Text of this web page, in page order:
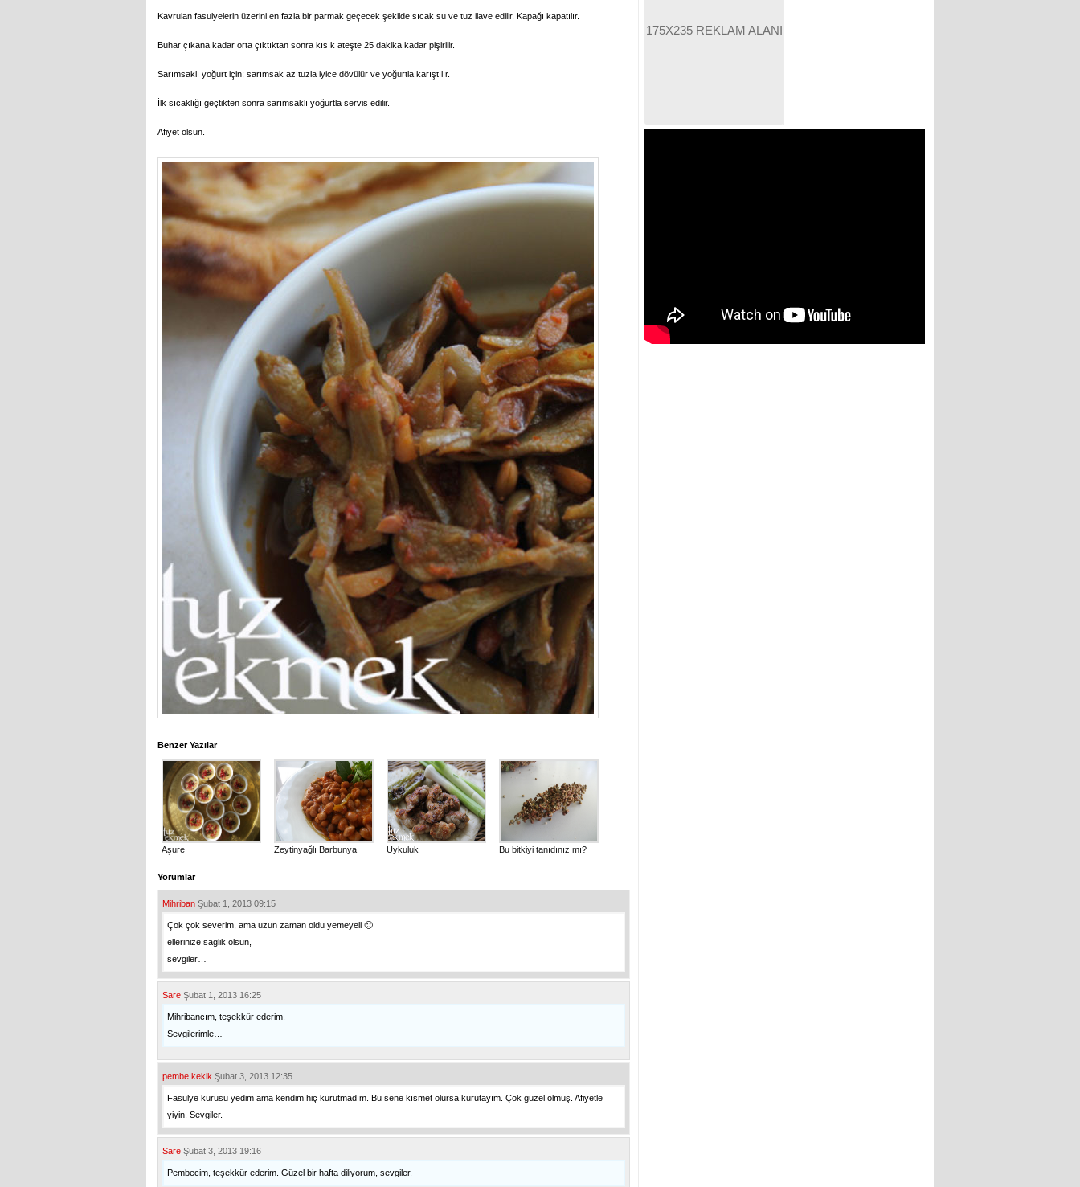
Kavrulan fasulyelerin üzerini en fazla bir parmak geçecek şekilde sıcak su ve tuz ilave edilir. Kapağı kapatılır.
Buhar çıkana kadar orta çıktıktan sonra kısık ateşte 25 dakika kadar pişirilir.
Sarımsaklı yoğurt için; sarımsak az tuzla iyice dövülür ve yoğurtla karıştılır.
İlk sıcaklığı geçtikten sonra sarımsaklı yoğurtla servis edilir.
Afiyet olsun.
Benzer Yazılar
Aşure Zeytinyağlı Barbunya Uykuluk Bu bitkiyi tanıdınız mı?
Yorumlar
Mihriban Şubat 1, 2013 09:15
Çok çok severim, ama uzun zaman oldu yemeyeli 🙂
ellerinize saglik olsun,
sevgiler…
Sare Şubat 1, 2013 16:25
Mihribancım, teşekkür ederim.
Sevgilerimle…
pembe kekik Şubat 3, 2013 12:35
Fasulye kurusu yedim ama kendim hiç kurutmadım. Bu sene kısmet olursa kurutayım. Çok güzel olmuş. Afiyetle
yiyin. Sevgiler.
Sare Şubat 3, 2013 19:16
Pembecim, teşekkür ederim. Güzel bir hafta diliyorum, sevgiler.
175X235 REKLAM ALANI